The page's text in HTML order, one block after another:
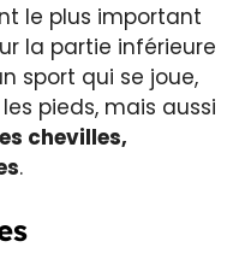
le plus important
la partie inférieure
sport qui se joue,
pieds, mais aussi
chevilles,
.